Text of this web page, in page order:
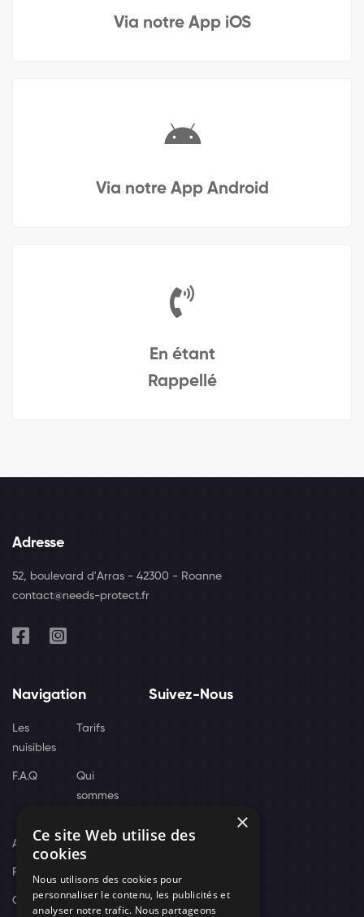
Via notre App iOS
Via notre App Android
En étant
Rappellé
Adresse
52, boulevard d'Arras - 42300 - Roanne
contact@needs-protect.fr
Navigation
Les
nuisibles
Tarifs
F.A.Q
Qui
sommes
Actus
Recrutement
Contact
Suivez-Nous
×
Ce site Web utilise des
cookies
Nous utilisons des cookies pour
personnaliser le contenu, les publicités et
analyser notre trafic. Nous partageons